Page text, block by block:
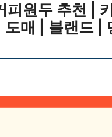
피원두 추천 |
매 | 블랜드 |